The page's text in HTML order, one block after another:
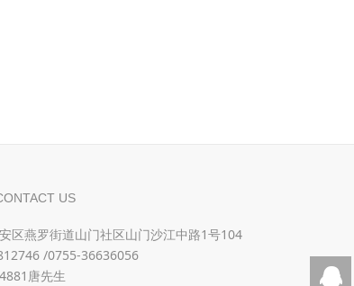
US
区燕罗街道山门社区山门沙江中路1号104
/0755-36636056
唐先生